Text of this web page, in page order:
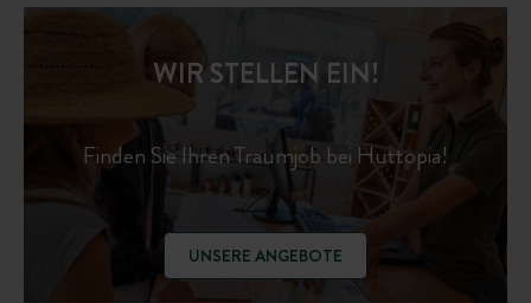
WIR STELLEN EIN!
Finden Sie Ihren Traumjob bei Huttopia!
UNSERE ANGEBOTE